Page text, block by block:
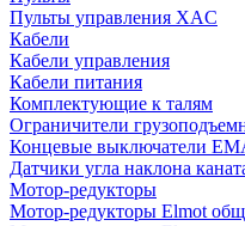
Пульты управления XAC
Кабели
Кабели управления
Кабели питания
Комплектующие к талям
Ограничители
Концевые выключатели
Датчики угла наклона
Мотор-редукторы
Мотор-редукторы Elmot